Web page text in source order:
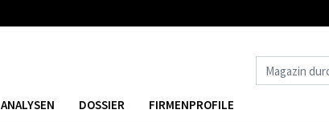
ANALYSEN DOSSIER FIRMENPROFILE